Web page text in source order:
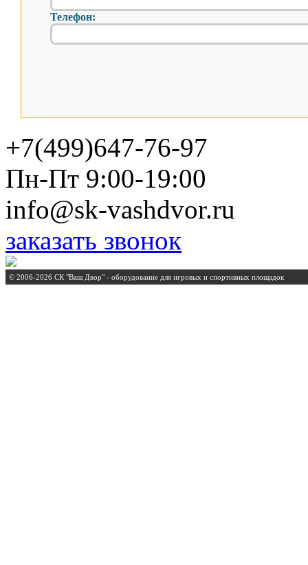
Телефон:
+7(499)647-76-97
Пн-Пт 9:00-19:00
info@sk-vashdvor.ru
заказать звонок
© 2006-2026 СК "Ваш Двор" - оборудование для игровых и спортивных площадок